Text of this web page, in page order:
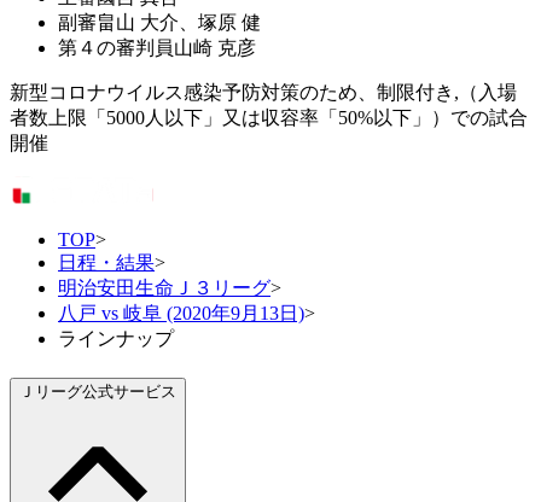
副審畠山 大介、塚原 健
第４の審判員山崎 克彦
新型コロナウイルス感染予防対策のため、制限付き,（入場
者数上限「5000人以下」又は収容率「50%以下」）での試合
開催
TOP>
日程・結果>
明治安田生命Ｊ３リーグ>
八戸 vs 岐阜 (2020年9月13日)>
ラインナップ
Ｊリーグ公式サービス